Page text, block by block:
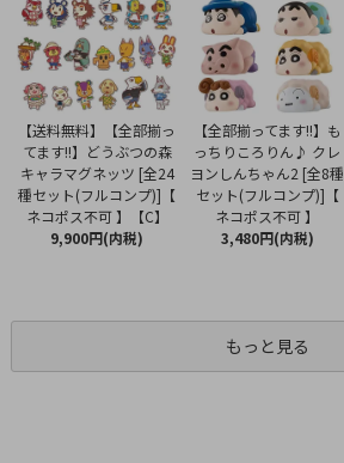
【送料無料】【全部揃っ
てます!!】どうぶつの森
キャラマグネッツ [全24
種セット(フルコンプ)]【
ネコポス不可 】【C】
9,900円(内税)
【全部揃ってます!!】も
っちりころりん♪ クレ
ヨンしんちゃん2 [全8種
セット(フルコンプ)]【
ネコポス不可 】
3,480円(内税)
もっと見る